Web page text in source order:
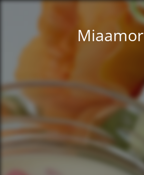
Miaamor